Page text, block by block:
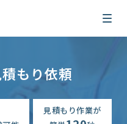
もり依頼
見積もり作業が